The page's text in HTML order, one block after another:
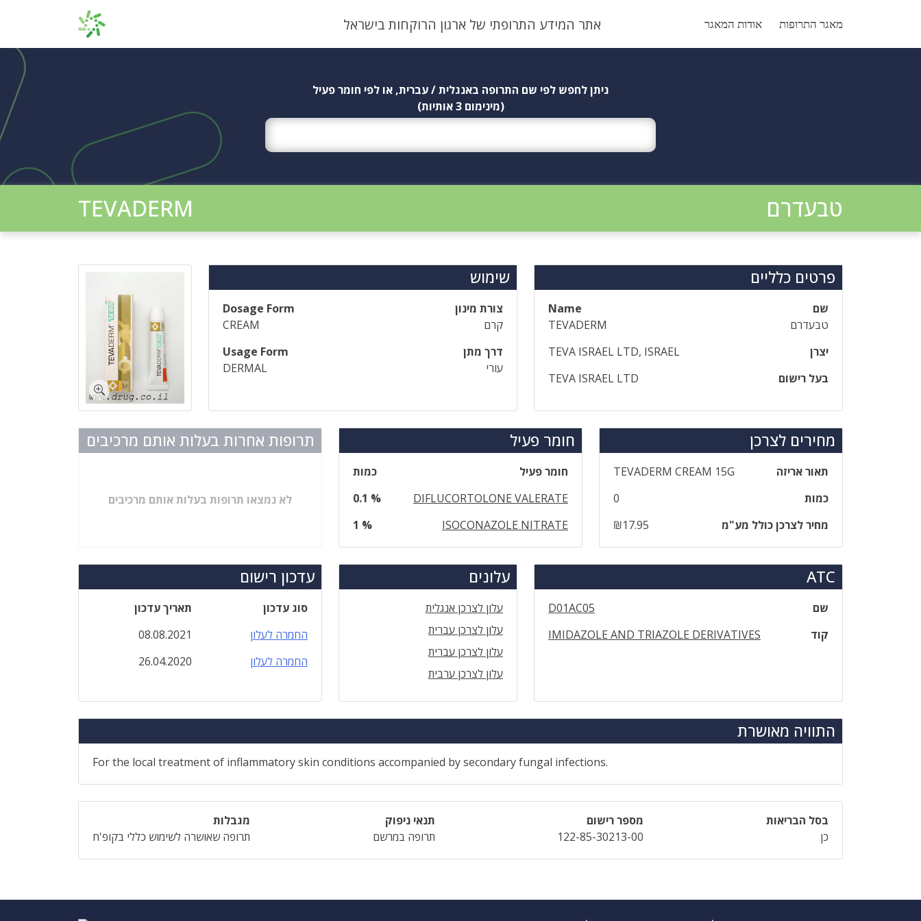
מאגר התרופות אודות המאגר אתר המידע התרופתי של ארגון הרוקחות בישראל
ניתן לחפש לפי שם התרופה באנגלית / עברית, או לפי חומר פעיל
(מינימום 3 אותיות)
טבעדרם TEVADERM
פרטים כלליים
שם
Name
טבעדרם
TEVADERM
יצרן
TEVA ISRAEL LTD, ISRAEL
בעל רישום
TEVA ISRAEL LTD
שימוש
צורת מינון
Dosage Form
קרם
CREAM
דרך מתן
Usage Form
עורי
DERMAL
מחירים לצרכן
תאור אריזה
‎TEVADERM‎ ‎CREAM‎ ‎15‎G
כמות
0
מחיר לצרכן כולל מע"מ
₪17.95
חומר פעיל
חומר פעיל
כמות
DIFLUCORTOLONE VALERATE
0.1 %
ISOCONAZOLE NITRATE
1 %
תרופות אחרות בעלות אותם מרכיבים
לא נמצאו תרופות בעלות אותם מרכיבים
ATC
שם
D01AC05
קוד
IMIDAZOLE AND TRIAZOLE DERIVATIVES
עלונים
עלון לצרכן אנגלית
עלון לצרכן עברית
עלון לצרכן עברית
עלון לצרכן ערבית
עדכון רישום
סוג עדכון
תאריך עדכון
החמרה לעלון
08.08.2021
החמרה לעלון
26.04.2020
התוויה מאושרת
For the local treatment of inflammatory skin conditions accompanied by secondary fungal infections.
בסל הבריאות
כן
מספר רישום
122-85-30213-00
תנאי ניפוק
תרופה במרשם
מגבלות
תרופה שאושרה לשימוש כללי בקופ'ח